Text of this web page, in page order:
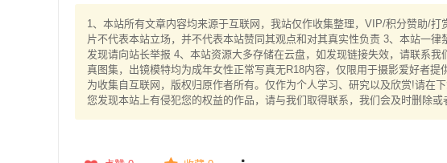
1、本站所有文章内容均来源于互联网，我站仅作收集整理，VIP/积分赞助/
片不代表本站立场，并不代表本站赞同其观点和对其真实性负责 3、本站一
发现请向站长举报 4、本站资源大多存储在云盘，如发现链接失效，请联系
真图集，出镜模特均为成年女性正常写真无R18内容，仅限用于摄影爱好者
为收集自互联网，版权归原作者所有。仅作为个人学习、研究以及欣赏!请在
您发现本站上有侵犯您的权益的作品，请与我们取得联系，我们会及时删除或